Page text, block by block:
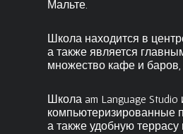
Мальте.
Школа находится в
а также является
множество кафе и баров,
Школа am Language
компьютеризированные
а также удобную